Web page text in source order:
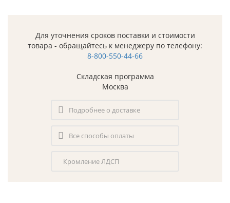
Для уточнения сроков поставки и стоимости
товара - обращайтесь к менеджеру по телефону:
8-800-550-44-66
Складская программа
Москва
Подробнее о доставке
Все способы оплаты
Кромление ЛДСП